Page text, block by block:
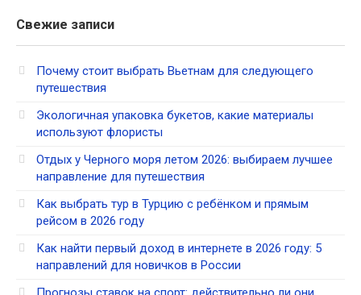
Свежие записи
Почему стоит выбрать Вьетнам для следующего
путешествия
Экологичная упаковка букетов, какие материалы
используют флористы
Отдых у Черного моря летом 2026: выбираем лучшее
направление для путешествия
Как выбрать тур в Турцию с ребёнком и прямым
рейсом в 2026 году
Как найти первый доход в интернете в 2026 году: 5
направлений для новичков в России